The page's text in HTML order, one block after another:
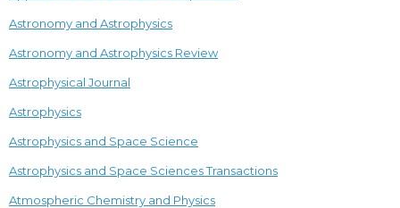
Astronomy and Astrophysics
Astronomy and Astrophysics Review
Astrophysical Journal
Astrophysics
Astrophysics and Space Science
Astrophysics and Space Sciences Transactions
Atmospheric Chemistry and Physics